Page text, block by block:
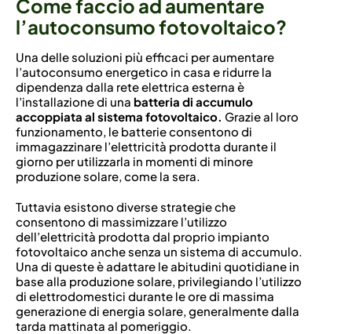
Come faccio ad aumentare
l’autoconsumo fotovoltaico?
Una delle soluzioni più efficaci per aumentare
l’autoconsumo energetico in casa e ridurre la
dipendenza dalla rete elettrica esterna è
l’installazione di una batteria di accumulo
accoppiata al sistema fotovoltaico. Grazie al loro
funzionamento, le batterie consentono di
immagazzinare l’elettricità prodotta durante il
giorno per utilizzarla in momenti di minore
produzione solare, come la sera.
Tuttavia esistono diverse strategie che
consentono di massimizzare l’utilizzo
dell’elettricità prodotta dal proprio impianto
fotovoltaico anche senza un sistema di accumulo.
Una di queste è adattare le abitudini quotidiane in
base alla produzione solare, privilegiando l’utilizzo
di elettrodomestici durante le ore di massima
generazione di energia solare, generalmente dalla
tarda mattinata al pomeriggio.